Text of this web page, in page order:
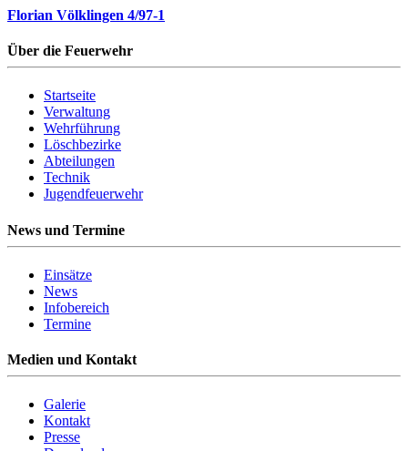
Florian Völklingen 4/97-1
Über die Feuerwehr
Startseite
Verwaltung
Wehrführung
Löschbezirke
Abteilungen
Technik
Jugendfeuerwehr
News und Termine
Einsätze
News
Infobereich
Termine
Medien und Kontakt
Galerie
Kontakt
Presse